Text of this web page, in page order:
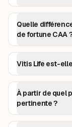
Quelle
de fortune CAA
Vitis Life est-
À partir de quel
pertinente ?